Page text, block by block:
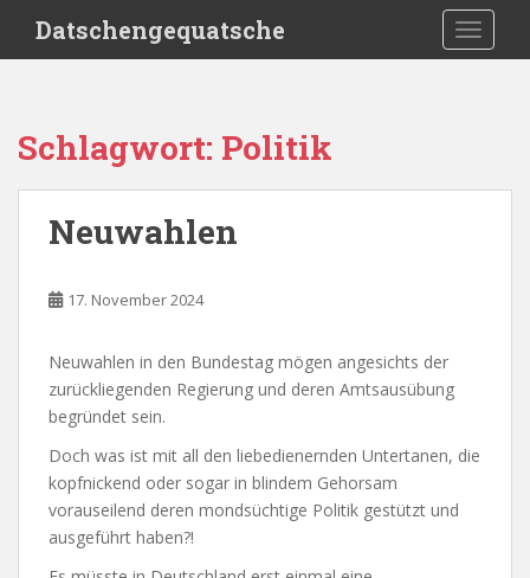
i
Datschengequatsche
Schlagwort: Politik
Neuwahlen
17. November 2024
Neuwahlen in den Bundestag mögen angesichts der
zurückliegenden Regierung und deren Amtsausübung
begründet sein.
Doch was ist mit all den liebedienernden Untertanen, die
kopfnickend oder sogar in blindem Gehorsam
vorauseilend deren mondsüchtige Politik gestützt und
ausgeführt haben?!